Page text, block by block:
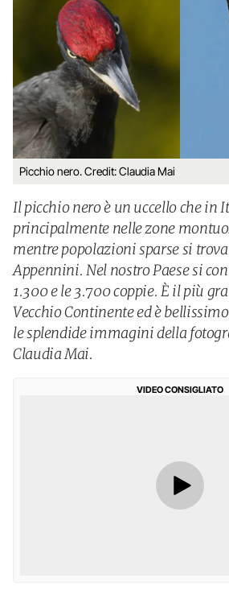
Picchio nero. Credit: Claudia Mai
Il picchio nero è un uccello che in
principalmente nelle zone
mentre popolazioni sparse si
Appennini. Nel nostro Paese si
1.300 e le 3.700 coppie. È il più
Vecchio Continente ed è
le splendide immagini della
Claudia Mai.
VIDEO CONSIGLIATO